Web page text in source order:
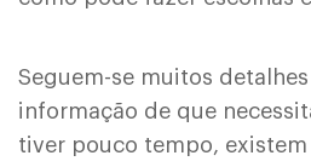
Seguem-se muitos
informação de que
tiver pouco tempo,